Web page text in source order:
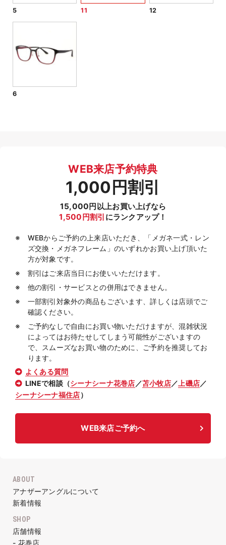
5 11 12
6
WEB来店予約特典
1,000円割引
15,000円以上お買い上げなら
1,500円割引 にランクアップ！
WEBからご予約の上来店いただき、「メガネ一式・レン
ズ交換・メガネフレーム」のいずれかお買い上げ頂いた
方が対象です。
割引はご来店当日にお使いいただけます。
他の割引・サービスとの併用はできません。
一部割引対象外の商品もございます、詳しくは店頭でご
確認ください。
ご予約なしで自由にお買い物いただけますが、混雑状況
によってはお待たせしてしまう可能性がございますの
で、スムーズなお買い物のために、ご予約を推奨してお
ります。
よくある質問
LINEで相談（シーナシーナ花巻店／苫小牧店／上磯店／
シーナシーナ福住店）
WEB来店ご予約へ
ABOUT
アナザーアングルについて
新着情報
SHOP
店舗情報
- 花巻店